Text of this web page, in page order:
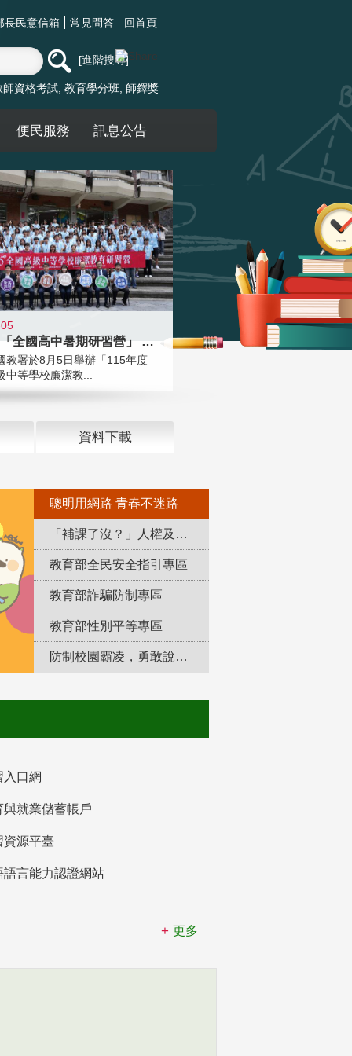
長民意信箱 常見問答 回首頁
進階搜尋
師資格考試 教育學分班 師鐸獎
便民服務 訊息公告
國教署「全國高中暑期研習營」 以多
教署於8月5日舉辦「115年度
中等學校廉潔教...
資料下載
聰明用網路 青春不迷路
「補課了沒？」人權及轉型正義教育專區
教育部全民安全指引專區
教育部詐騙防制專區
教育部性別平等專區
防制校園霸凌，勇敢說出來！
入口網
與就業儲蓄帳戶
資源平臺
語言能力認證網站
更多